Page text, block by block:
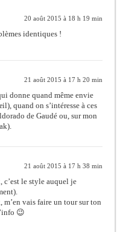
20 août 2015 à 18 h 19 min
identiques !
21 août 2015 à 17 h 20 min
donne quand même envie
quand on s’intéresse à ces
de Gaudé ou, sur mon
21 août 2015 à 17 h 38 min
c’est le style auquel je
m’en vais faire un tour sur ton
😉